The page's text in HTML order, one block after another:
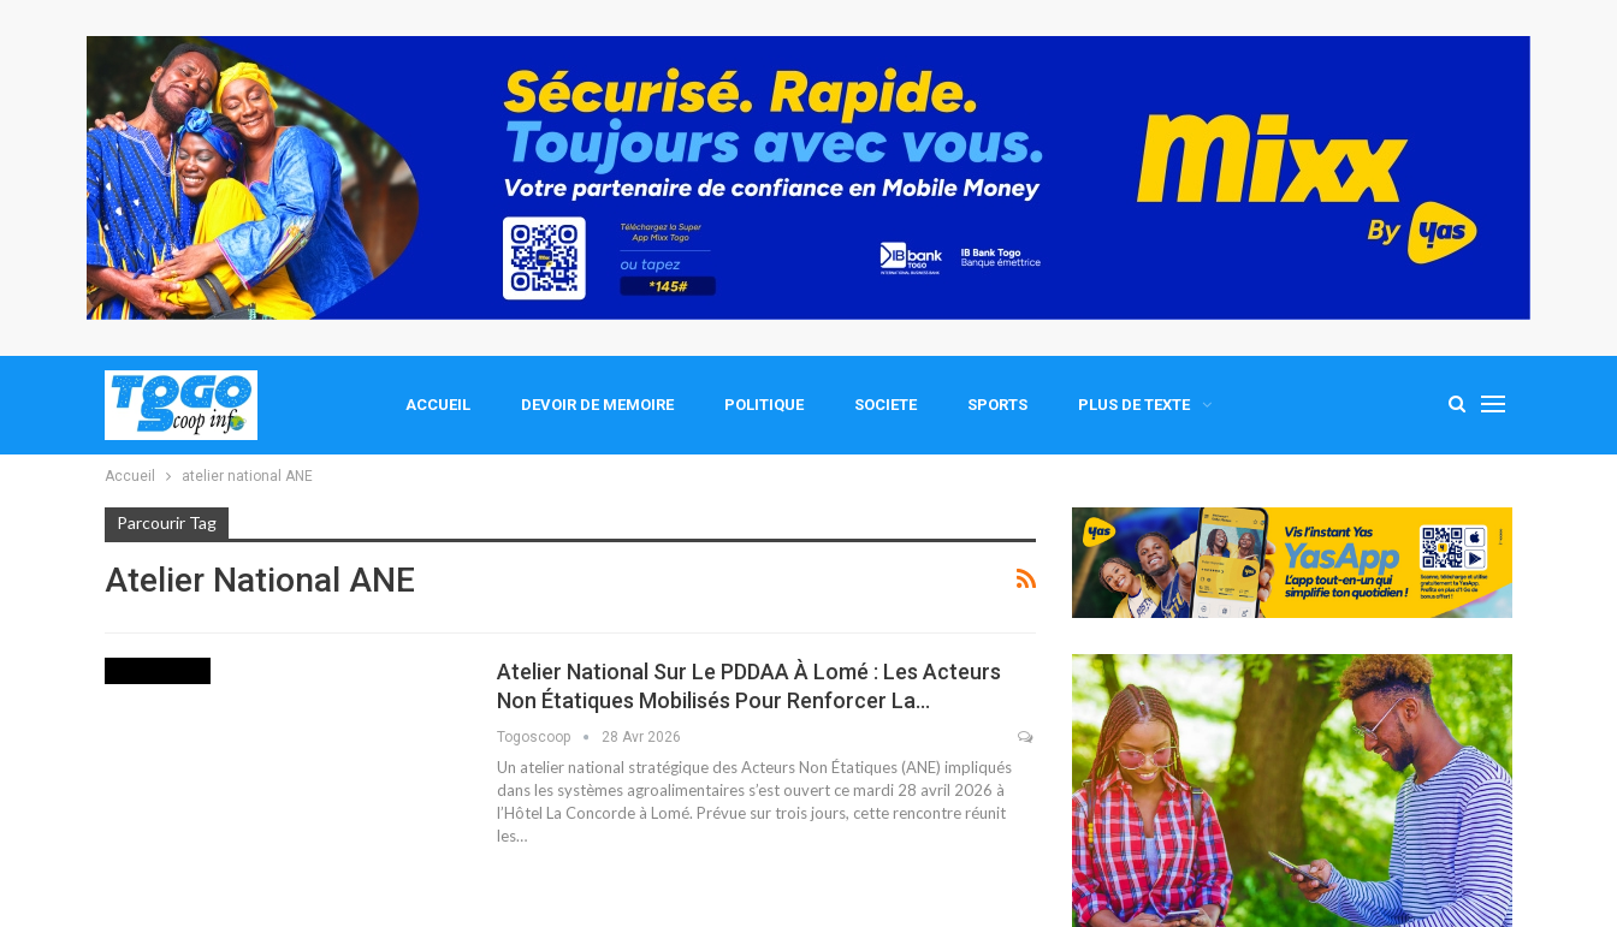
ACCUEIL DEVOIR DE MEMOIRE POLITIQUE SOCIETE SPORTS PLUS DE TEXTE
Accueil atelier national ANE
Parcourir Tag
Atelier National ANE
Atelier National Sur Le PDDAA À Lomé : Les Acteurs
Non Étatiques Mobilisés Pour Renforcer La…
Togoscoop 28 Avr 2026
Un atelier national stratégique des Acteurs Non Étatiques (ANE) impliqués
dans les systèmes agroalimentaires s’est ouvert ce mardi 28 avril 2026 à
l’Hôtel La Concorde à Lomé. Prévue sur trois jours, cette rencontre réunit
les…